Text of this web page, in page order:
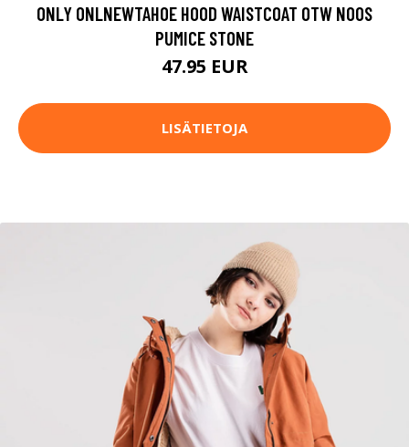
ONLY ONLNEWTAHOE HOOD WAISTCOAT OTW NOOS
PUMICE STONE
47.95 EUR
LISÄTIETOJA